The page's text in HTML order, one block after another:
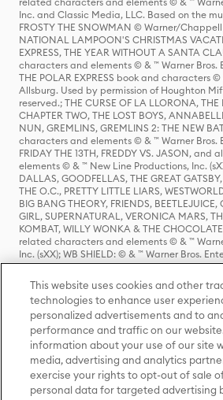
Inc. and Classic Media, LLC. Based on the
FROSTY THE SNOWMAN © Warner/Chappell
NATIONAL LAMPOON'S CHRISTMAS
EXPRESS, THE YEAR WITHOUT A SANTA
characters and elements © & ™ Warner Bros.
THE POLAR EXPRESS book and characters
Allsburg. Used by permission of Houghton
reserved.; THE CURSE OF LA LLORONA, THE
CHAPTER TWO, THE LOST BOYS,
NUN, GREMLINS, GREMLINS 2: THE NEW
characters and elements © & ™ Warner Bros.
FRIDAY THE 13TH, FREDDY VS. JASON,
elements © & ™ New Line Productions, Inc.
DALLAS, GOODFELLAS, THE GREAT
THE O.C., PRETTY LITTLE LIARS,
BIG BANG THEORY, FRIENDS, BEETLEJUICE,
GIRL, SUPERNATURAL, VERONICA MARS,
KOMBAT, WILLY WONKA & THE
related characters and elements © & ™
Inc. (sXX); WB SHIELD: © & ™ Warner Bros.
HOUSE OF THE DRAGON, GAME OF
characters and elements © & ™ Home Box
ADVENTURES OF SABRINA, RIVERDALE © &
Entertainment Inc. Archie Comics and all
elements © & ™ Archie Comic Publications,
(sXX); SEINFELD and all related characters
Rock Entertainment. (sXX); TED LASSO © & ™
Entertainment Inc. & Universal Television LLC
UNEXPECTED JOURNEY, THE HOBBIT: THE
THE HOBBIT: THE BATTLE OF THE FIVE
RINGS: THE FELLOWSHIP OF THE RING, THE
This website uses cookies and other
technologies to enhance user
personalized advertisements and to
performance and traffic on our
information about your use of our site
media, advertising and analytics
exercise your rights to opt-out of sale
personal data for targeted advertising